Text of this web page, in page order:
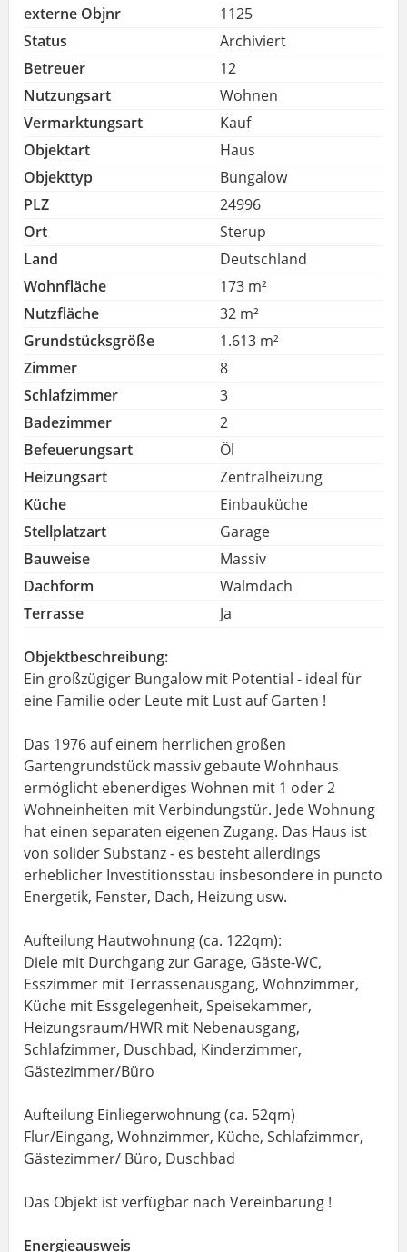
externe Objnr
1125
Status
Archiviert
Betreuer
12
Nutzungsart
Wohnen
Vermarktungsart
Kauf
Objektart
Haus
Objekttyp
Bungalow
PLZ
24996
Ort
Sterup
Land
Deutschland
Wohnfläche
173 m²
Nutzfläche
32 m²
Grundstücksgröße
1.613 m²
Zimmer
8
Schlafzimmer
3
Badezimmer
2
Befeuerungsart
Öl
Heizungsart
Zentralheizung
Küche
Einbauküche
Stellplatzart
Garage
Bauweise
Massiv
Dachform
Walmdach
Terrasse
Ja
Objektbeschreibung:
Ein großzügiger Bungalow mit Potential - ideal für
eine Familie oder Leute mit Lust auf Garten !
Das 1976 auf einem herrlichen großen
Gartengrundstück massiv gebaute Wohnhaus
ermöglicht ebenerdiges Wohnen mit 1 oder 2
Wohneinheiten mit Verbindungstür. Jede Wohnung
hat einen separaten eigenen Zugang. Das Haus ist
von solider Substanz - es besteht allerdings
erheblicher Investitionsstau insbesondere in puncto
Energetik, Fenster, Dach, Heizung usw.
Aufteilung Hautwohnung (ca. 122qm):
Diele mit Durchgang zur Garage, Gäste-WC,
Esszimmer mit Terrassenausgang, Wohnzimmer,
Küche mit Essgelegenheit, Speisekammer,
Heizungsraum/HWR mit Nebenausgang,
Schlafzimmer, Duschbad, Kinderzimmer,
Gästezimmer/Büro
Aufteilung Einliegerwohnung (ca. 52qm)
Flur/Eingang, Wohnzimmer, Küche, Schlafzimmer,
Gästezimmer/ Büro, Duschbad
Das Objekt ist verfügbar nach Vereinbarung !
Energieausweis